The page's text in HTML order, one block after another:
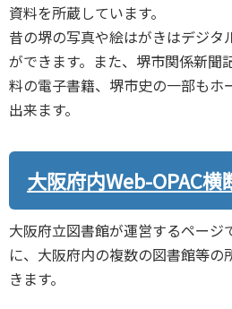
資料を所蔵しています。
昔の堺の写真や絵はがきはデジタ
ができます。また、堺市関係新聞
料の電子書籍、堺市史の一部もホ
出来ます。
大阪府内Web-OPAC横
大阪府立図書館が運営するページ
に、大阪府内の複数の図書館等の
きます。